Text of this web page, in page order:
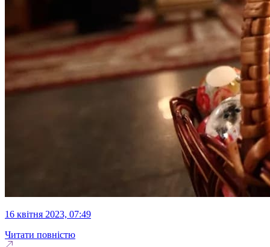
16 квітня 2023, 07:49
Читати повністю